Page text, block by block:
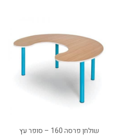
שולחן פרסה 160 – סופר עץ